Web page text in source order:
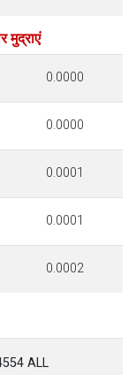
मुद्राएं
0.0000
0.0000
0.0001
0.0001
0.0002
ALL